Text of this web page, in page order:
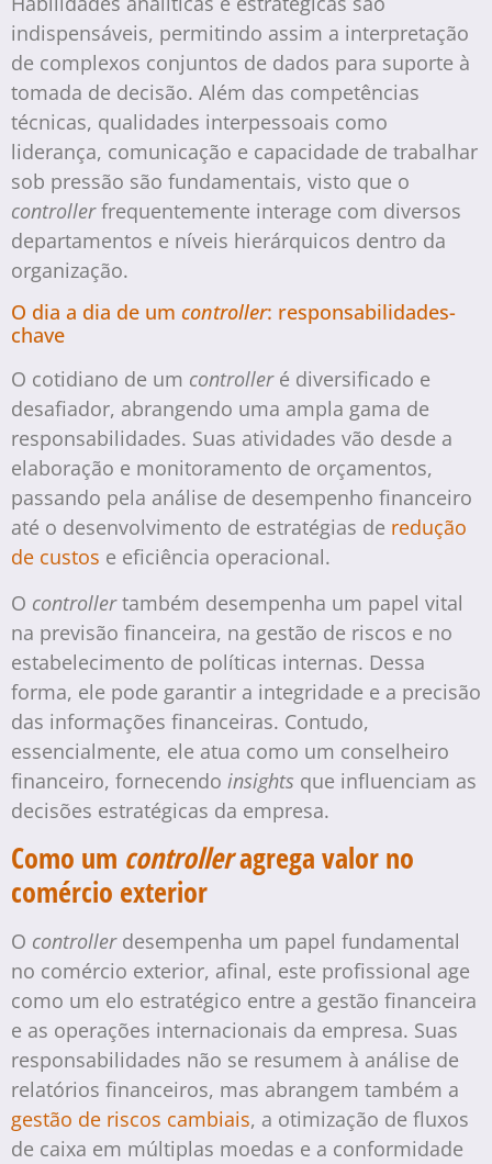
indispensáveis, permitindo assim a interpretação
de complexos conjuntos de dados para suporte à
tomada de decisão. Além das competências
técnicas, qualidades interpessoais como
liderança, comunicação e capacidade de trabalhar
sob pressão são fundamentais, visto que o
controllerfrequentemente interage com diversos
departamentos e níveis hierárquicos dentro da
organização.
O dia a dia de um controller: responsabilidades-
chave
O cotidiano de um controlleré diversificado e
desafiador, abrangendo uma ampla gama de
responsabilidades. Suas atividades vão desde a
elaboração e monitoramento de orçamentos,
passando pela análise de desempenho financeiro
até o desenvolvimento de estratégias de redução
de custos e eficiência operacional.
O controllertambém desempenha um papel vital
na previsão financeira, na gestão de riscos e no
estabelecimento de políticas internas. Dessa
forma, ele pode garantir a integridade e a precisão
das informações financeiras. Contudo,
essencialmente, ele atua como um conselheiro
financeiro, fornecendo insights que influenciam as
decisões estratégicas da empresa.
Como um controlleragrega valor no
comércio exterior
O controllerdesempenha um papel fundamental
no comércio exterior, afinal, este profissional age
como um elo estratégico entre a gestão financeira
e as operações internacionais da empresa. Suas
responsabilidades não se resumem à análise de
relatórios financeiros, mas abrangem também a
gestão de riscos cambiais, a otimização de fluxos
de caixa em múltiplas moedas e a conformidade